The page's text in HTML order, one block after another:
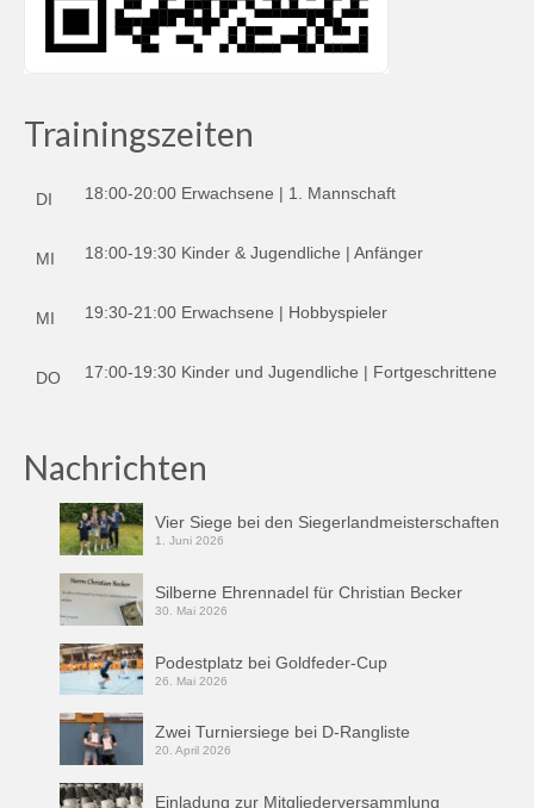
Trainingszeiten
DI 18:00-20:00 Erwachsene | 1. Mannschaft
MI 18:00-19:30 Kinder & Jugendliche | Anfänger
MI 19:30-21:00 Erwachsene | Hobbyspieler
DO 17:00-19:30 Kinder und Jugendliche | Fortgeschrittene
Nachrichten
Vier Siege bei den Siegerlandmeisterschaften
1. Juni 2026
Silberne Ehrennadel für Christian Becker
30. Mai 2026
Podestplatz bei Goldfeder-Cup
26. Mai 2026
Zwei Turniersiege bei D-Rangliste
20. April 2026
Einladung zur Mitgliederversammlung